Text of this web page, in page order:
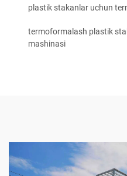
plastik stakanlar uchun
termoformalash plastik
mashinasi